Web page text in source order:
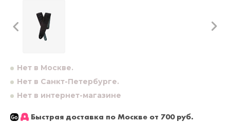
Нет в Москве.
Нет в Санкт-Петербурге.
Нет в интернет-магазине
Быстрая доставка по Москве от 700 руб.